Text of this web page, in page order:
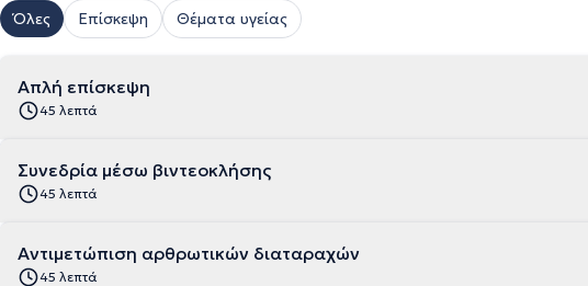
Όλες Επίσκεψη Θέματα υγείας
Απλή επίσκεψη
45 λεπτά
Συνεδρία μέσω βιντεοκλήσης
45 λεπτά
Αντιμετώπιση αρθρωτικών διαταραχών
45 λεπτά